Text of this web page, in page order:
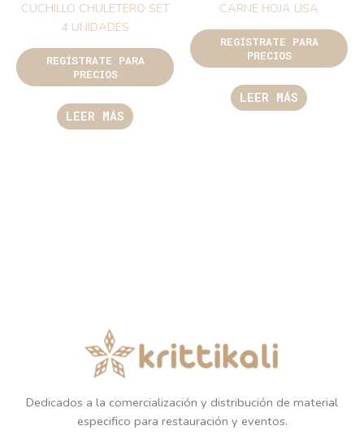
CUCHILLO CHULETERO SET
4 UNIDADES
REGÍSTRATE PARA
PRECIOS
LEER MÁS
CARNE HOJA LISA
REGÍSTRATE PARA
PRECIOS
LEER MÁS
Dedicados a la comercialización y distribución de material
especifico para restauración y eventos.